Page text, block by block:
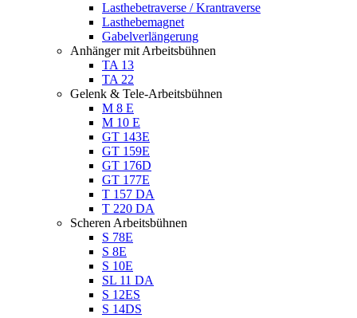
Lasthebetraverse / Krantraverse
Lasthebemagnet
Gabelverlängerung
Anhänger mit Arbeitsbühnen
TA 13
TA 22
Gelenk & Tele-Arbeitsbühnen
M 8 E
M 10 E
GT 143E
GT 159E
GT 176D
GT 177E
T 157 DA
T 220 DA
Scheren Arbeitsbühnen
S 78E
S 8E
S 10E
SL 11 DA
S 12ES
S 14DS